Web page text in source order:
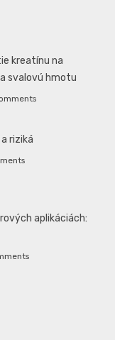
kreatínu na
svalovú hmotu
riziká
aplikáciách: